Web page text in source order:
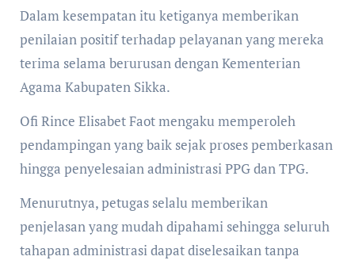
Dalam kesempatan itu ketiganya memberikan
penilaian positif terhadap pelayanan yang mereka
terima selama berurusan dengan Kementerian
Agama Kabupaten Sikka.
Ofi Rince Elisabet Faot mengaku memperoleh
pendampingan yang baik sejak proses pemberkasan
hingga penyelesaian administrasi PPG dan TPG.
Menurutnya, petugas selalu memberikan
penjelasan yang mudah dipahami sehingga seluruh
tahapan administrasi dapat diselesaikan tanpa